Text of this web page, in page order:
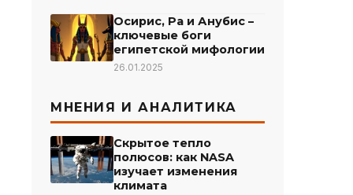
Осирис, Ра и Анубис –
ключевые боги
египетской мифологии
26.01.2025
МНЕНИЯ И АНАЛИТИКА
Скрытое тепло
полюсов: как NASA
изучает изменения
климата